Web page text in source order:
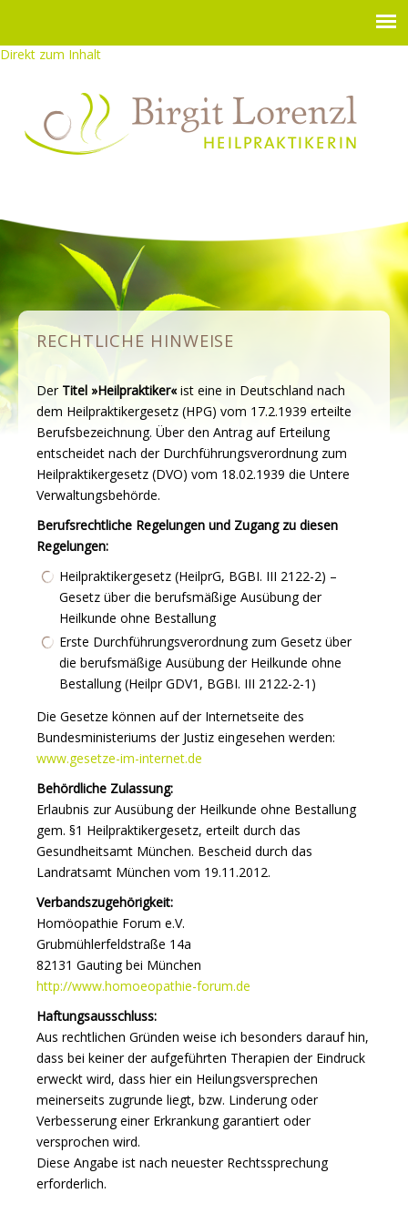
Direkt zum Inhalt
RECHTLICHE HINWEISE
Der Titel »Heilpraktiker«ist eine in Deutschland nach
dem Heilpraktikergesetz (HPG) vom 17.2.1939 erteilte
Berufsbezeichnung. Über den Antrag auf Erteilung
entscheidet nach der Durchführungsverordnung zum
Heilpraktikergesetz (DVO) vom 18.02.1939 die Untere
Verwaltungsbehörde.
Berufsrechtliche Regelungen und Zugang zu diesen
Regelungen:
Heilpraktikergesetz (HeilprG, BGBI. III 2122-2) –
Gesetz über die berufsmäßige Ausübung der
Heilkunde ohne Bestallung
Erste Durchführungsverordnung zum Gesetz über
die berufsmäßige Ausübung der Heilkunde ohne
Bestallung (Heilpr GDV1, BGBI. III 2122-2-1)
Die Gesetze können auf der Internetseite des
Bundesministeriums der Justiz eingesehen werden:
www.gesetze-im-internet.de
Behördliche Zulassung:
Erlaubnis zur Ausübung der Heilkunde ohne Bestallung
gem. §1 Heilpraktikergesetz, erteilt durch das
Gesundheitsamt München. Bescheid durch das
Landratsamt München vom 19.11.2012.
Verbandszugehörigkeit:
Homöopathie Forum e.V.
Grubmühlerfeldstraße 14a
82131 Gauting bei München
http://www.homoeopathie-forum.de
Haftungsausschluss:
Aus rechtlichen Gründen weise ich besonders darauf hin,
dass bei keiner der aufgeführten Therapien der Eindruck
erweckt wird, dass hier ein Heilungsversprechen
meinerseits zugrunde liegt, bzw. Linderung oder
Verbesserung einer Erkrankung garantiert oder
versprochen wird.
Diese Angabe ist nach neuester Rechtssprechung
erforderlich.